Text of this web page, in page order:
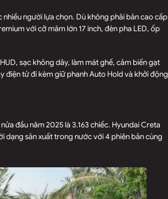
người lựa chọn. Dù không phải bản cao cấp
với cỡ mâm lớn 17 inch, đèn pha LED, ốp
sạc không dây, làm mát ghế, cảm biến gạt
điện tử đi kèm giữ phanh Auto Hold và khởi động
đầu năm 2025 là 3.163 chiếc. Hyundai Creta
dạng sản xuất trong nước với 4 phiên bản cùng